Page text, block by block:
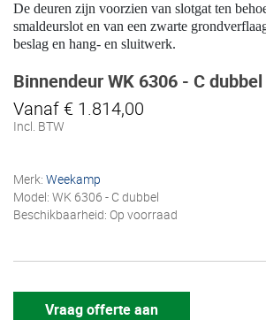
De deuren zijn voorzien van slotgat ten
smaldeurslot en van een zwarte
beslag en hang- en sluitwerk.
Binnendeur WK 6306 - C dubbel
Vanaf € 1.814,00
Incl. BTW
Merk: Weekamp
Model: WK 6306 - C dubbel
Beschikbaarheid: Op voorraad
Vraag offerte aan